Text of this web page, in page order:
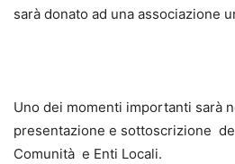
sarà donato ad una associazione
Uno dei momenti importanti sarà
presentazione e sottoscrizione
Comunità e Enti Locali.